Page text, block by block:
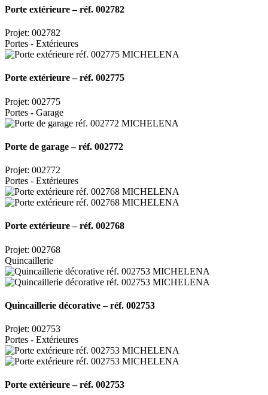
Porte extérieure – réf. 002782
Projet: 002782
Portes - Extérieures
Porte extérieure – réf. 002775
Projet: 002775
Portes - Garage
Porte de garage – réf. 002772
Projet: 002772
Portes - Extérieures
Porte extérieure – réf. 002768
Projet: 002768
Quincaillerie
Quincaillerie décorative – réf. 002753
Projet: 002753
Portes - Extérieures
Porte extérieure – réf. 002753